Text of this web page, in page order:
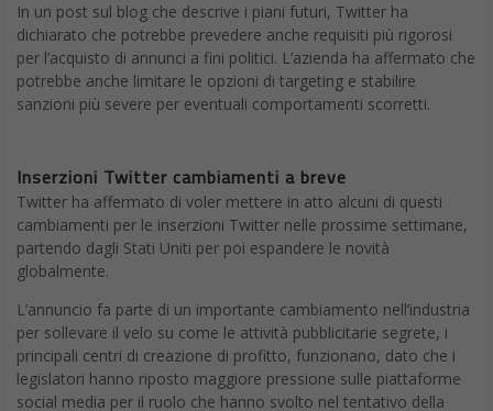
In un post sul blog che descrive i piani futuri, Twitter ha
dichiarato che potrebbe prevedere anche requisiti più rigorosi
per l’acquisto di annunci a fini politici. L’azienda ha affermato che
potrebbe anche limitare le opzioni di targeting e stabilire
sanzioni più severe per eventuali comportamenti scorretti.
Inserzioni Twitter cambiamenti a breve
Twitter ha affermato di voler mettere in atto alcuni di questi
cambiamenti per le inserzioni Twitter nelle prossime settimane,
partendo dagli Stati Uniti per poi espandere le novità
globalmente.
L’annuncio fa parte di un importante cambiamento nell’industria
per sollevare il velo su come le attività pubblicitarie segrete, i
principali centri di creazione di profitto, funzionano, dato che i
legislatori hanno riposto maggiore pressione sulle piattaforme
social media per il ruolo che hanno svolto nel tentativo della